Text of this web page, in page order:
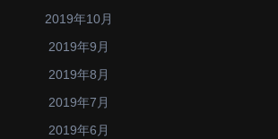
2019年10月
2019年9月
2019年8月
2019年7月
2019年6月